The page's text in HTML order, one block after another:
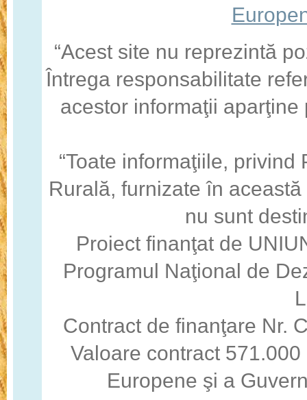
“Acest site nu reprezintă
Întrega responsabilitate
acestor informaţii
“Toate informaţiile,
Rurală, furnizate în
nu sunt
Proiect finanţat de
Programul Naţional de
Contract de finanţare Nr.
Valoare contract
Europene şi a